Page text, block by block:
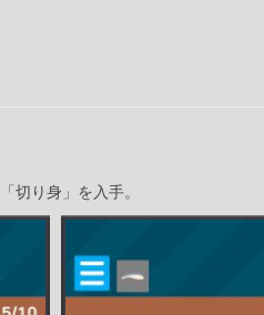
切り身」を入手。